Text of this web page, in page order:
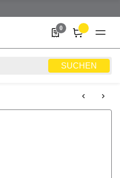
SUCHEN
0
0 Produkte in der Liste